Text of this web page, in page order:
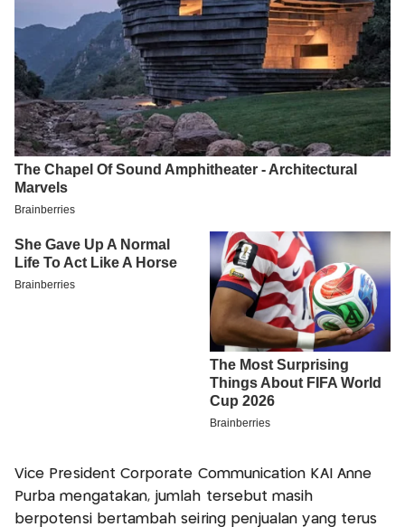
Vice President Corporate Communication KAI Anne
Purba mengatakan, jumlah tersebut masih
berpotensi bertambah seiring penjualan yang terus